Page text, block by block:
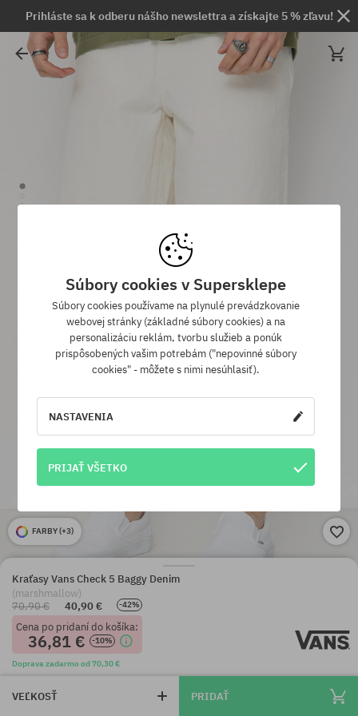
Prihláste sa k odberu nášho newslettra a získajte 5 % zľavu!
FARBY (+3)
Kraťasy Vans Check 5 Baggy Denim
(marshmallow)
70,90 €
40,90 € -42%
Cena po pridaní do košíka:
36,81 € -10%
Doprava zadarmo od 70,30 €
VEĽKOSŤ PRIDAŤ
Súbory cookies v Supersklepe
Súbory cookies používame na plynulé prevádzkovanie
webovej stránky (základné súbory cookies) a na
personalizáciu reklám, tvorbu služieb a ponúk
prispôsobených vašim potrebám ("nepovinné súbory
cookies" - môžete s nimi nesúhlasiť).
NASTAVENIA
PRIJAŤ VŠETKO